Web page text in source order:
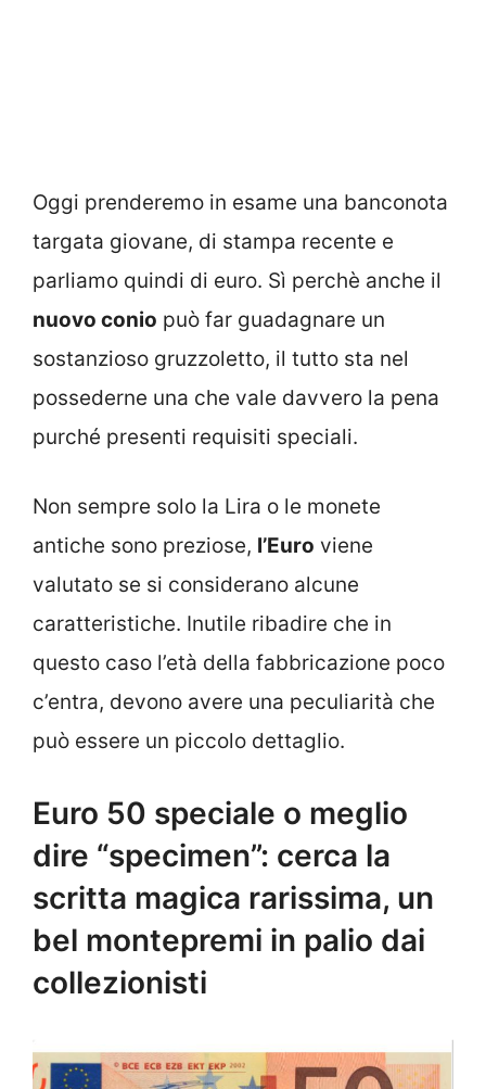
Oggi prenderemo in esame una banconota
targata giovane, di stampa recente e
parliamo quindi di euro. Sì perchè anche il
nuovo conio può far guadagnare un
sostanzioso gruzzoletto, il tutto sta nel
possederne una che vale davvero la pena
purché presenti requisiti speciali.
Non sempre solo la Lira o le monete
antiche sono preziose, l’Euro viene
valutato se si considerano alcune
caratteristiche. Inutile ribadire che in
questo caso l’età della fabbricazione poco
c’entra, devono avere una peculiarità che
può essere un piccolo dettaglio.
Euro 50 speciale o meglio
dire “specimen”: cerca la
scritta magica rarissima, un
bel montepremi in palio dai
collezionisti